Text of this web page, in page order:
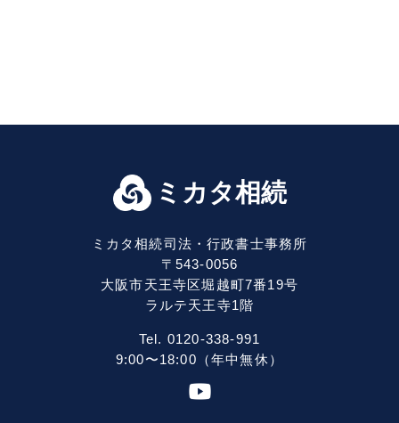
ミカタ相続
ミカタ相続司法・行政書士事務所
〒543-0056
大阪市天王寺区堀越町7番19号
ラルテ天王寺1階
Tel. 0120-338-991
9:00〜18:00（年中無休）